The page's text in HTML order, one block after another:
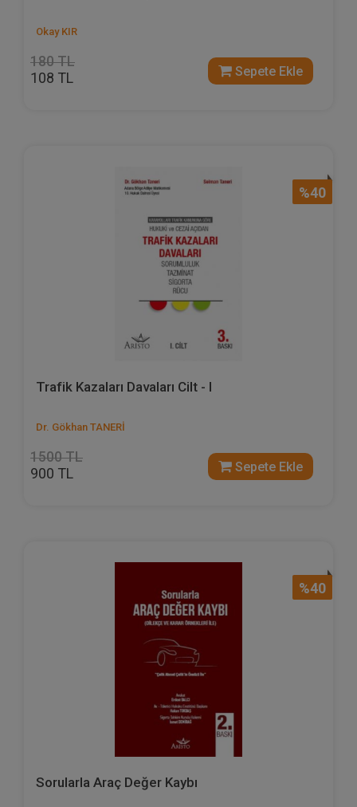
Okay KIR
180 TL
108 TL Sepete Ekle
%40
Trafik Kazaları Davaları Cilt - I
Dr. Gökhan TANERİ
1500 TL
900 TL Sepete Ekle
%40
Sorularla Araç Değer Kaybı